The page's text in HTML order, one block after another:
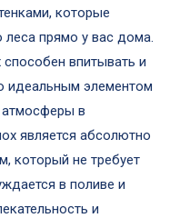
которые
прямо у вас дома.
впитывать и
идеальным элементом
в
является абсолютно
который не требует
в поливе и
и